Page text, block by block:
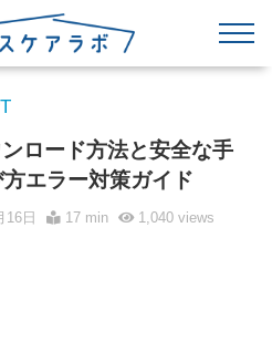
ロード方法と安全な手
エラー対策ガイド
16日 17 min 1,040views